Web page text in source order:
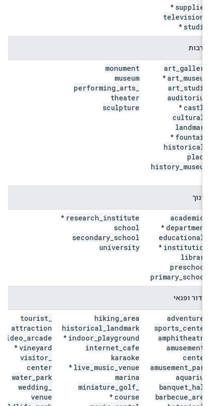
supplier
*
television
studio
*
תרבות
art_gallery
art_museum
*
art_studio
auditorium
castle
*
cultural
landmark
fountain
*
historical
place
history_museum
monument
museum
performing_arts
theater
sculpture
academic
department
*
educational
institution
*
library
preschool
primary_school
research_institute
*
school
secondary_school
university
בידור ופנאי
adventure
sports_center
amphitheatre
amusement
center
amusement_
aquarium
banquet_
barbecue_
hiking_area
historical_landmark
indoor_playground
*
internet_cafe
karaoke
live_music_venue
*
marina
miniature_golf
course
*
tourist
attraction
video_arcade
vineyard
*
visitor
center
water_park
wedding
venue